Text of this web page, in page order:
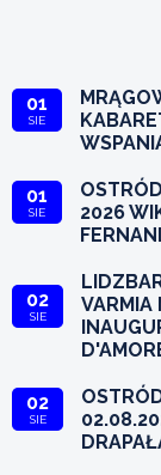
01
SIE
01
SIE
2026
02
SIE
VARMIA
02
SIE